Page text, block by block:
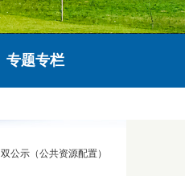
专题专栏
双公示（公共资源配置）